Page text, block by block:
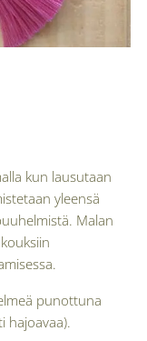
kun lausutaan
yleensä
Malan
punottuna
hajoavaa).